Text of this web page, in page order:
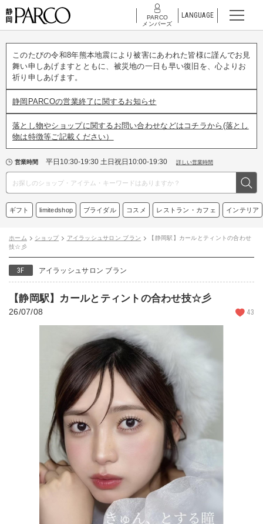
PARCO
メンバーズ
LANGUAGE
このたびの令和8年熊本地震により被害にあわれた皆様に謹んでお見
舞い申しあげますとともに、被災地の一日も早い復旧を、心よりお
祈り申しあげます。
静岡PARCOの営業終了に関するお知らせ
落とし物やショップに関するお問い合わせなどはコチラから(落とし
物は特徴等ご記載ください）
営業時間 平日10:30-19:30 土日祝日10:00-19:30 詳しい営業時間
ギフト limitedshop ブライダル コスメ レストラン・カフェ インテリア
ホーム ショップ アイラッシュサロン ブラン
【静岡駅】カールとティントの合わせ
技☆彡
3F アイラッシュサロン ブラン
【静岡駅】カールとティントの合わせ技☆彡
26/07/08 43